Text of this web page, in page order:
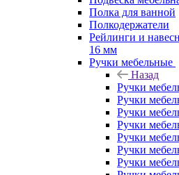
Полка для ванной
Полкодержатели
Рейлинги и
16 мм
Ручки мебельные
Назад
Ручки
Ручки
Ручки
Ручки
Ручки
Ручки
Ручки